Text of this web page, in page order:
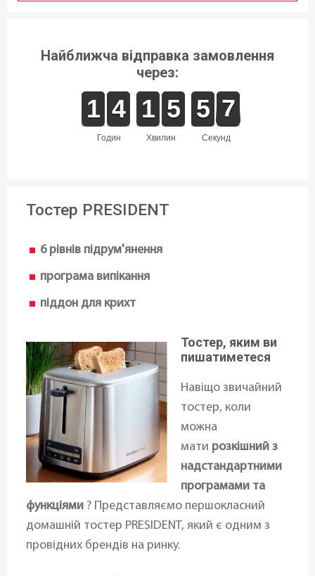
Найближча відправка замовлення
через:
годин
1
1
1
1 3
3
4
4
хвилин
1
1
1
1 6
5
5
секунд
0
5
5 7
6
Тостер PRESIDENT
6 рівнів підрум'янення
програма випікання
піддон для крихт
Тостер, яким ви
пишатиметеся
Навіщо звичайний
тостер, коли
можна
мати розкішний з
надстандартними
програмами та
функціями ? Представляємо першокласний
домашній тостер PRESIDENT, який є одним з
провідних брендів на ринку.